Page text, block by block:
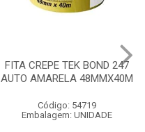
FITA CREPE TEK BOND 247
AUTO AMARELA 48MMX40M
Código: 54719
Embalagem: UNIDADE